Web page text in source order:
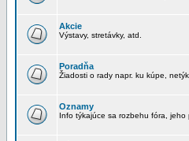
Akcie
Výstavy, stretávky, atd.
Poradňa
Žiadosti o rady napr. ku kúpe,
Oznamy
Info týkajúce sa rozbehu fóra,